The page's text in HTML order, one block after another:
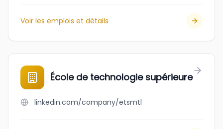
Voir les emplois et détails
École de technologie supérieure
linkedin.com/company/etsmtl